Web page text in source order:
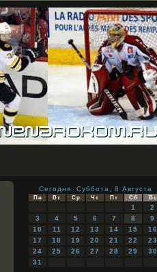
Сегодня: Суббота, 8 Августа
Пн Вт Ср Чт Пт Сб Вс
1
2
3
4 5 6 7 8
9
10
11 12 13 14 15
16
17
18 19 20 21 22
23
24
25 26 27 28 29
30
31